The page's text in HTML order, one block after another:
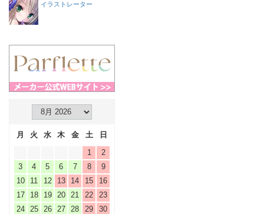
イラストレーター
月 火 水 木 金 土
日
1
2
3
4 5 6 7 8
9
10
11 12 13 14 15
16
17
18 19 20 21 22
23
24
25 26 27 28 29
30